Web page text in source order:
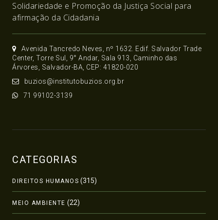
Solidariedade e Promoção da Justiça Social para
afirmação da Cidadania
Avenida Tancredo Neves, nº 1632. Edif. Salvador Trade
Center, Torre Sul, 9° Andar, Sala 913, Caminho das
Árvores, Salvador-BA, CEP: 41820-020
buzios@institutobuzios.org.br
71 99102-3139
CATEGORIAS
DIREITOS HUMANOS (315)
MEIO AMBIENTE (22)